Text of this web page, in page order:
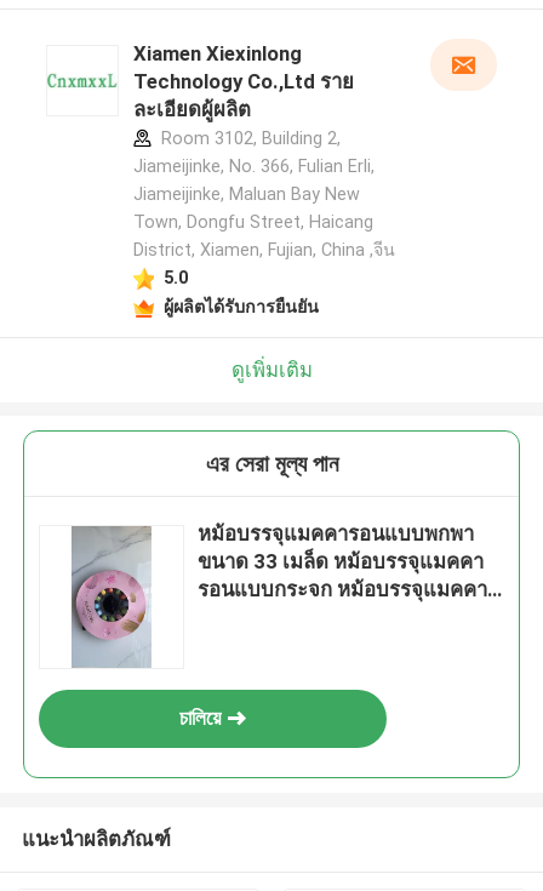
Xiamen Xiexinlong
Technology Co.,Ltd ราย
ละเอียดผู้ผลิต
Room 3102, Building 2,
Jiameijinke, No. 366, Fulian Erli,
Jiameijinke, Maluan Bay New
Town, Dongfu Street, Haicang
District, Xiamen, Fujian, China ,จีน
5.0
ผู้ผลิตได้รับการยืนยัน
ดูเพิ่มเติม
এর সেরা মূল্য পান
หม้อบรรจุแมคคารอนแบบพกพา
ขนาด 33 เมล็ด หม้อบรรจุแมคคา
รอนแบบกระจก หม้อบรรจุแมคคา
চালিয়ে
แนะนำผลิตภัณฑ์